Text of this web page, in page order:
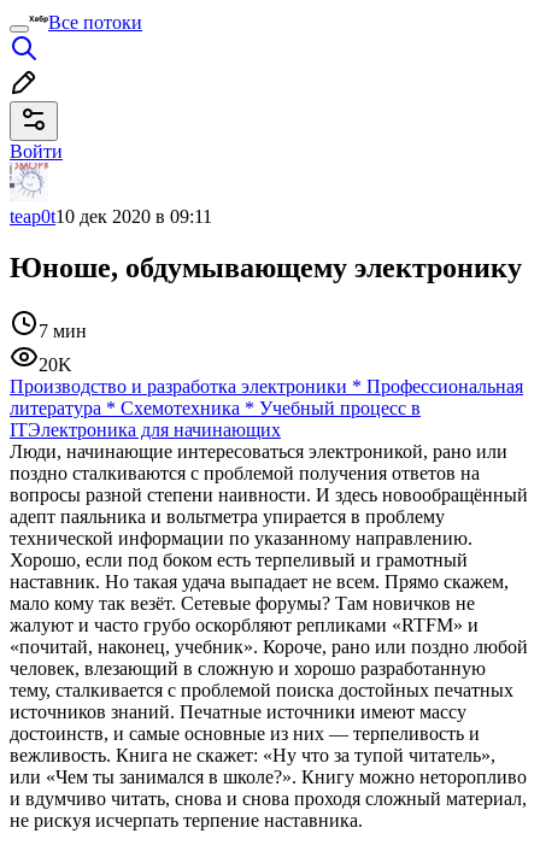
Все потоки
Войти
teap0t10 дек 2020 в 09:11
Юноше, обдумывающему электронику
7 мин
20K
Производство и разработка электроники * Профессиональная
литература * Схемотехника * Учебный процесс в
ITЭлектроника для начинающих
Люди, начинающие интересоваться электроникой, рано или
поздно сталкиваются с проблемой получения ответов на
вопросы разной степени наивности. И здесь новообращённый
адепт паяльника и вольтметра упирается в проблему
технической информации по указанному направлению.
Хорошо, если под боком есть терпеливый и грамотный
наставник. Но такая удача выпадает не всем. Прямо скажем,
мало кому так везёт. Сетевые форумы? Там новичков не
жалуют и часто грубо оскорбляют репликами «RTFM» и
«почитай, наконец, учебник». Короче, рано или поздно любой
человек, влезающий в сложную и хорошо разработанную
тему, сталкивается с проблемой поиска достойных печатных
источников знаний. Печатные источники имеют массу
достоинств, и самые основные из них — терпеливость и
вежливость. Книга не скажет: «Ну что за тупой читатель»,
или «Чем ты занимался в школе?». Книгу можно неторопливо
и вдумчиво читать, снова и снова проходя сложный материал,
не рискуя исчерпать терпение наставника.